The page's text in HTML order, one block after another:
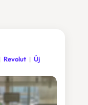
Revolut
Új